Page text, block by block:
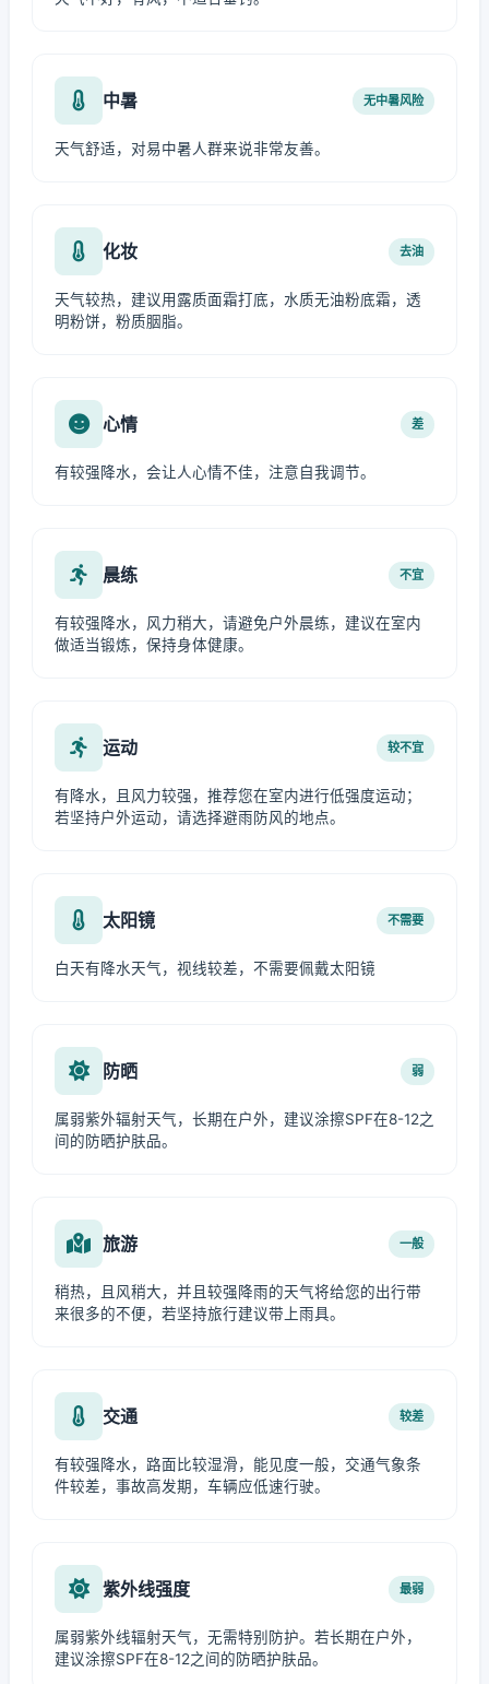
中暑 无中暑风险
天气舒适，对易中暑人群来说非常友善。
化妆 去油
天气较热，建议用露质面霜打底，水质无油粉底霜，透
明粉饼，粉质胭脂。
心情 差
有较强降水，会让人心情不佳，注意自我调节。
晨练 不宜
有较强降水，风力稍大，请避免户外晨练，建议在室内
做适当锻炼，保持身体健康。
运动 较不宜
有降水，且风力较强，推荐您在室内进行低强度运动；
若坚持户外运动，请选择避雨防风的地点。
太阳镜 不需要
白天有降水天气，视线较差，不需要佩戴太阳镜
防晒 弱
属弱紫外辐射天气，长期在户外，建议涂擦SPF在8-12之
间的防晒护肤品。
旅游 一般
稍热，且风稍大，并且较强降雨的天气将给您的出行带
来很多的不便，若坚持旅行建议带上雨具。
交通 较差
有较强降水，路面比较湿滑，能见度一般，交通气象条
件较差，事故高发期，车辆应低速行驶。
紫外线强度 最弱
属弱紫外线辐射天气，无需特别防护。若长期在户外，
建议涂擦SPF在8-12之间的防晒护肤品。